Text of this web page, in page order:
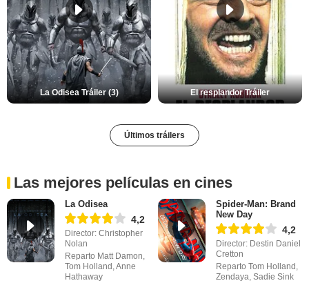
La Odisea Tráiler (3) El resplandor Tráiler
Últimos tráilers
Las mejores películas en cines
La Odisea
4,2
Director: Christopher
Nolan
Reparto Matt Damon,
Tom Holland, Anne
Hathaway
Spider-Man: Brand
New Day
4,2
Director: Destin Daniel
Cretton
Reparto Tom Holland,
Zendaya, Sadie Sink